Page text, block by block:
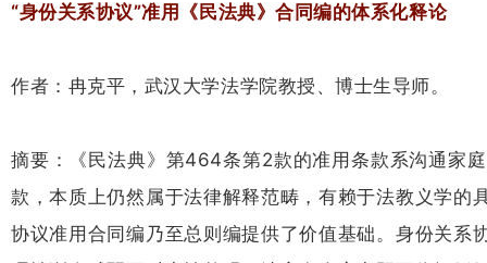
“身份关系协议”准用《民法典》合同编的体系化释论
作者：冉克平，武汉大学法学院教授、博士生导师。
摘要：《民法典》第464条第2款的准用条款系沟通家
款，本质上仍然属于法律解释范畴，有赖于法教义学
协议准用合同编乃至总则编提供了价值基础。身份关